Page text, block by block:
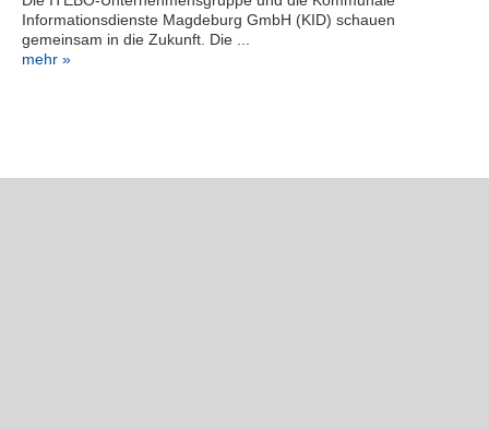
Informationsdienste Magdeburg GmbH (KID) schauen
gemeinsam in die Zukunft. Die ...
mehr »